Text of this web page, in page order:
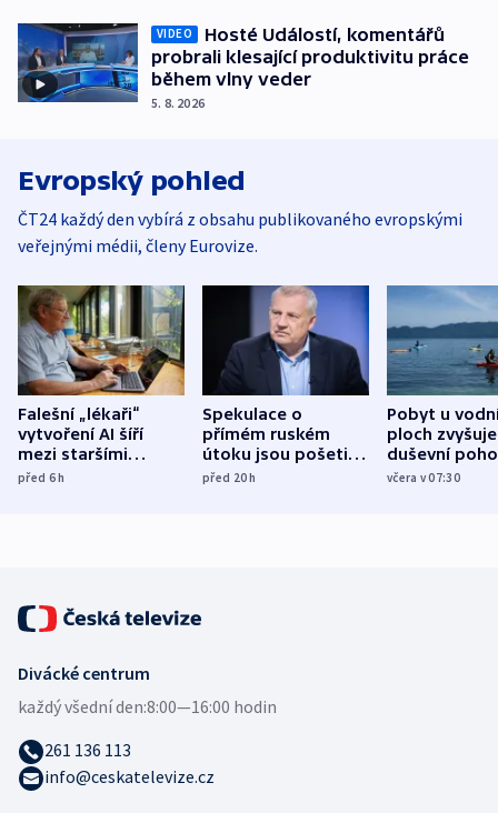
VIDEO
Hosté Událostí, komentářů
probrali klesající produktivitu práce
během vlny veder
5. 8. 2026
Evropský pohled
ČT24 každý den vybírá z obsahu publikovaného evropskými
veřejnými médii, členy Eurovize.
Falešní „lékaři“
vytvoření AI šíří
mezi staršími
Poláky nebezpečné
před 6h
Spekulace o
přímém ruském
útoku jsou pošetilé,
míní estonský
před 20h
Pobyt u
ploch zvyšuje
duševní
ukázala
včera v 07:30
Divácké centrum
každý všední den:8:00—16:00 hodin
261 136 113
info@ceskatelevize.cz